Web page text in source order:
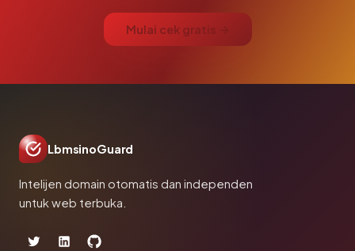
Mulai cek gratis →
LbmsinoGuard
Intelijen domain otomatis dan independen
untuk web terbuka.